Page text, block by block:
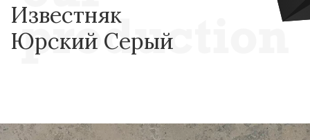
Известняк
Юрский Серый